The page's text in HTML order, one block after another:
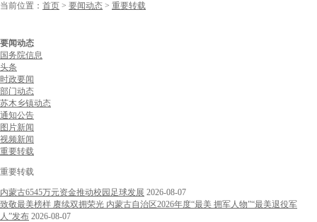
当前位置： 首页 > 要闻动态 > 重要转载
要闻动态
国务院信息
头条
时政要闻
部门动态
苏木乡镇动态
通知公告
图片新闻
视频新闻
重要转载
重要转载
内蒙古6545万元资金推动校园足球发展 2026-08-07
致敬最美榜样 赓续双拥荣光 内蒙古自治区2026年度“最美 拥军人物”“最美退役军
人”发布 2026-08-07